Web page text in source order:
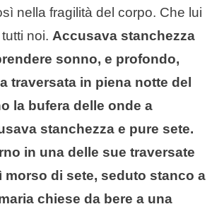
nella fragilità del corpo. Che lui
noi. Accusava stanchezza
sonno, e profondo,
traversata in piena notte del
la bufera delle onde a
stanchezza e pure sete.
in una delle sue traversate
morso di sete, seduto stanco a
chiese da bere a una